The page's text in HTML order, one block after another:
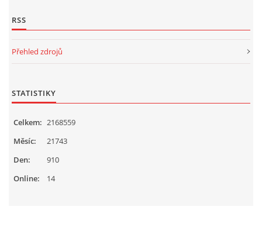
RSS
Přehled zdrojů
STATISTIKY
Online: 14
Celkem: 2168559
Měsíc:
21743
Den:
910